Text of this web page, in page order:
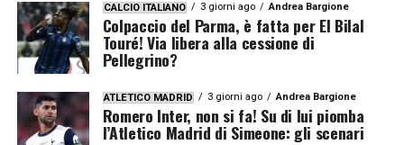
CALCIO ITALIANO 3 giorni ago Andrea Bargione
Colpaccio del Parma, è fatta per El Bilal
Touré! Via libera alla cessione di
Pellegrino?
ATLETICO MADRID 3 giorni ago Andrea Bargione
Romero Inter, non si fa! Su di lui piomba
l’Atletico Madrid di Simeone: gli scenari